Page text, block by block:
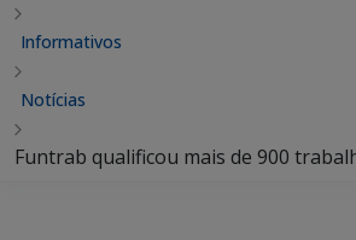
Informativos
Notícias
Funtrab qualificou mais de 900